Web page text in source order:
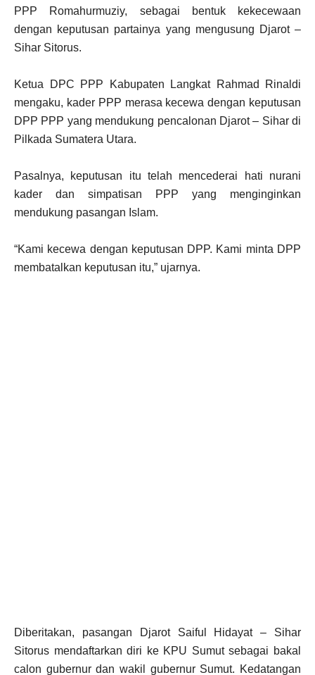
PPP Romahurmuziy, sebagai bentuk kekecewaan
dengan keputusan partainya yang mengusung Djarot –
Sihar Sitorus.
Ketua DPC PPP Kabupaten Langkat Rahmad Rinaldi
mengaku, kader PPP merasa kecewa dengan keputusan
DPP PPP yang mendukung pencalonan Djarot – Sihar di
Pilkada Sumatera Utara.
Pasalnya, keputusan itu telah mencederai hati nurani
kader dan simpatisan PPP yang menginginkan
mendukung pasangan Islam.
“Kami kecewa dengan keputusan DPP. Kami minta DPP
membatalkan keputusan itu,” ujarnya.
Diberitakan, pasangan Djarot Saiful Hidayat – Sihar
Sitorus mendaftarkan diri ke KPU Sumut sebagai bakal
calon gubernur dan wakil gubernur Sumut. Kedatangan